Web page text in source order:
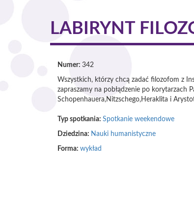
LABIRYNT
Numer: 342
Wszystkich, którzy chcą zadać filozofom z
zapraszamy na pobłądzenie po korytarzach
Schopenhauera,Nitzschego,Heraklita i
Typ spotkania: Spotkanie weekendowe
Dziedzina: Nauki humanistyczne
Forma: wykład